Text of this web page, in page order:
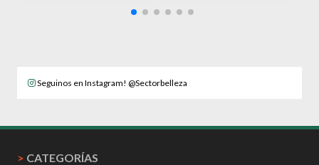
Seguinos en Instagram! @Sectorbelleza
> CATEGORÍAS